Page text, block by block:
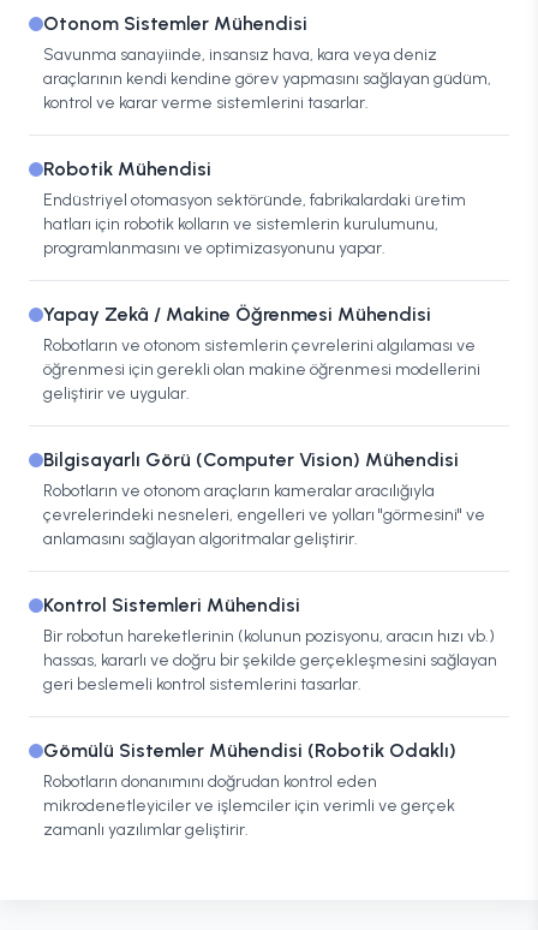
Otonom Sistemler Mühendisi
Savunma sanayiinde, insansız hava, kara veya deniz
araçlarının kendi kendine görev yapmasını sağlayan güdüm,
kontrol ve karar verme sistemlerini tasarlar.
Robotik Mühendisi
Endüstriyel otomasyon sektöründe, fabrikalardaki üretim
hatları için robotik kolların ve sistemlerin kurulumunu,
programlanmasını ve optimizasyonunu yapar.
Yapay Zekâ / Makine Öğrenmesi Mühendisi
Robotların ve otonom sistemlerin çevrelerini algılaması ve
öğrenmesi için gerekli olan makine öğrenmesi modellerini
geliştirir ve uygular.
Bilgisayarlı Görü (Computer Vision) Mühendisi
Robotların ve otonom araçların kameralar aracılığıyla
çevrelerindeki nesneleri, engelleri ve yolları "görmesini" ve
anlamasını sağlayan algoritmalar geliştirir.
Kontrol Sistemleri Mühendisi
Bir robotun hareketlerinin (kolunun pozisyonu, aracın hızı vb.)
hassas, kararlı ve doğru bir şekilde gerçekleşmesini sağlayan
geri beslemeli kontrol sistemlerini tasarlar.
Gömülü Sistemler Mühendisi (Robotik Odaklı)
Robotların donanımını doğrudan kontrol eden
mikrodenetleyiciler ve işlemciler için verimli ve gerçek
zamanlı yazılımlar geliştirir.